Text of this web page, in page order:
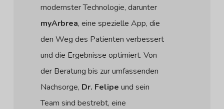
modernster Technologie, darunter
myArbrea, eine spezielle App, die
den Weg des Patienten verbessert
und die Ergebnisse optimiert. Von
der Beratung bis zur umfassenden
Nachsorge, Dr. Felipe und sein
Team sind bestrebt, eine